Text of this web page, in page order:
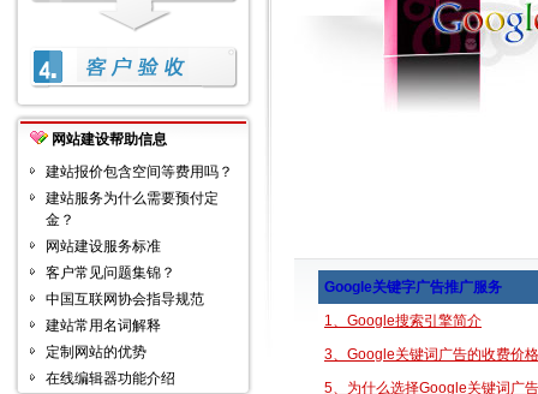
网站建设帮助信息
建站报价包含空间等费用吗？
建站服务为什么需要预付定
金？
网站建设服务标准
客户常见问题集锦？
中国互联网协会指导规范
建站常用名词解释
定制网站的优势
在线编辑器功能介绍
Google关键字广告推广服务
1、Google搜索引擎简介
3、Google关键词广告的收费价
5、 为什么选择Google关键词广